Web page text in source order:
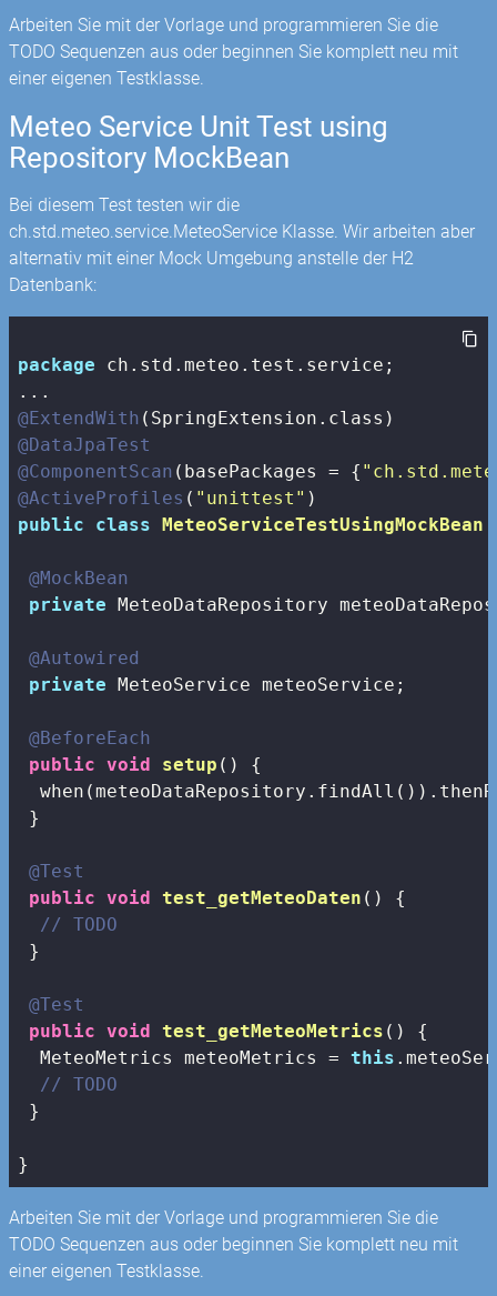
Arbeiten Sie mit der Vorlage und programmieren Sie die
TODO Sequenzen aus oder beginnen Sie komplett neu mit
einer eigenen Testklasse.
Meteo Service Unit Test using
Repository MockBean
Bei diesem Test testen wir die
ch.std.meteo.service.MeteoService Klasse. Wir arbeiten aber
alternativ mit einer Mock Umgebung anstelle der H2
Datenbank:
package ch.std.meteo.test.service;
@ExtendWith
@DataJpaTest
@ComponentScan (basePackages = {
@ActiveProfiles ( "unittest"
public
class MeteoServiceTestUsingMockBean
@MockBean
private MeteoDataRepository
@Autowired
private MeteoService meteoService;
@BeforeEach
public void setup ()
{
}
@Test
public void test_getMeteoDaten ()
{
// TODO
}
@Test
public void test_getMeteoMetrics ()
{
  MeteoMetrics meteoMetrics =
this
// TODO
}
}
Arbeiten Sie mit der Vorlage und programmieren Sie die
TODO Sequenzen aus oder beginnen Sie komplett neu mit
einer eigenen Testklasse.